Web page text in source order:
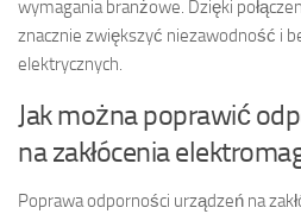
wymagania branżowe. Dzięki
znacznie zwiększyć niezawodność i
elektrycznych.
Jak można poprawić
na zakłócenia
Poprawa odporności urządzeń na